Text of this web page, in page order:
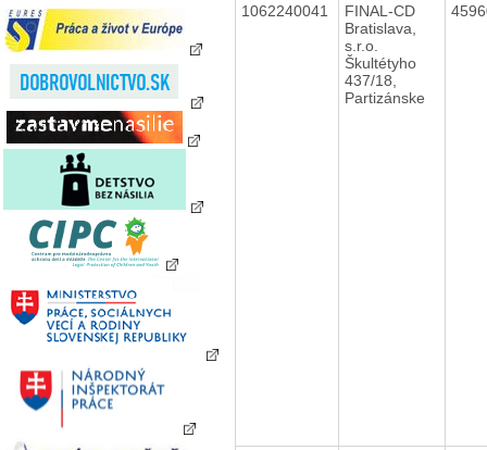
1062240041
FINAL-CD
Bratislava,
s.r.o.
Škultétyho
437/18,
Partizánske